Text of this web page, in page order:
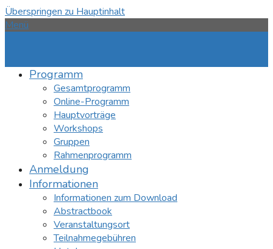
Überspringen zu Hauptinhalt
Menü
Programm
Gesamtprogramm
Online-Programm
Hauptvorträge
Workshops
Gruppen
Rahmenprogramm
Anmeldung
Informationen
Informationen zum Download
Abstractbook
Veranstaltungsort
Teilnahmegebühren